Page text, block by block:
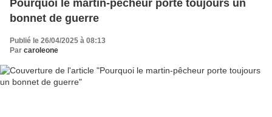
Pourquoi le martin-pêcheur porte toujours un
bonnet de guerre
Publié le 26/04/2025 à 08:13
Par caroleone